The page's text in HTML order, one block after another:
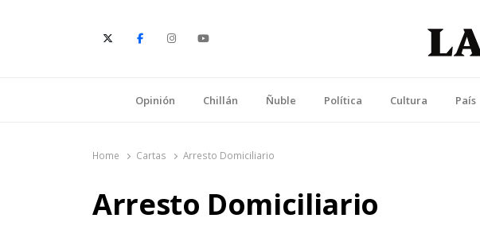
Opinión Chillán Ñuble Política Cultura País
Home Cartas Arresto Domiciliario
Arresto Domiciliario